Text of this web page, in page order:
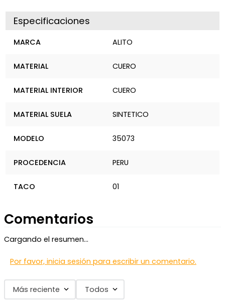
Especificaciones
MARCA ALITO
MATERIAL CUERO
MATERIAL INTERIOR CUERO
MATERIAL SUELA SINTETICO
MODELO 35073
PROCEDENCIA PERU
TACO 01
Comentarios
Cargando el resumen…
Por favor, inicia sesión para escribir un comentario.
Más reciente Todos